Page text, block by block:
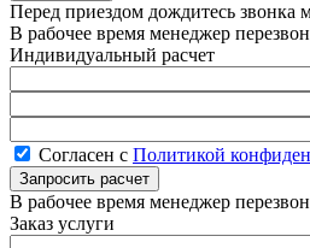
Перед приездом дождитесь звонка
В рабочее время менеджер
Индивидуальный расчет
Согласен с Политикой
В рабочее время менеджер
Заказ услуги